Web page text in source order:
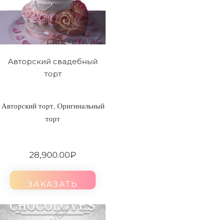
Авторский свадебный
торт
Авторский торт, Оригинальный
торт
28,900.00₽
ЗАКАЗАТЬ